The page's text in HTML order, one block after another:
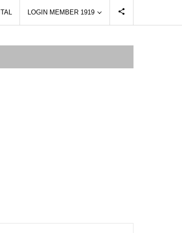
LOGIN MEMBER 1919